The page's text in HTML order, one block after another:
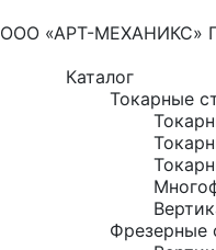
ООО «АРТ-МЕХАНИКС»
Каталог
Токарные
Фрезерные